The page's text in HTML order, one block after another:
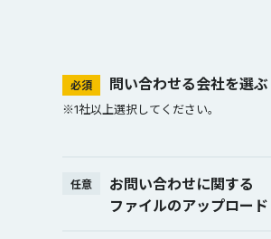
必須 問い合わせる会社を選ぶ
※1社以上選択してください。
任意
お問い合わせに関する
ファイルのアップロード